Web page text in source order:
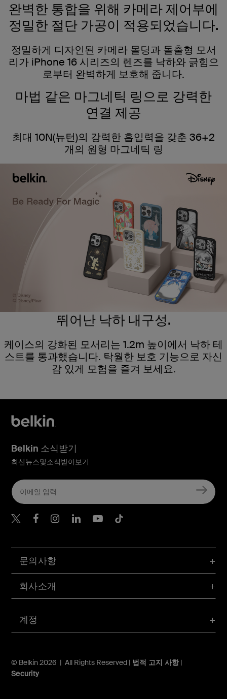
완벽한 통합을 위해 카메라 제어부에
정밀한 절단 가공이 적용되었습니다.
정밀하게 디자인된 카메라 몰딩과 돌출형 모서
리가 iPhone 16 시리즈의 렌즈를 낙하와 긁힘으
로부터 완벽하게 보호해 줍니다.
마법 같은 마그네틱 링으로 강력한
연결 제공
최대 10N(뉴턴)의 강력한 흡입력을 갖춘 36+2
개의 원형 마그네틱 링
뛰어난 낙하 내구성.
케이스의 강화된 모서리는 1.2m 높이에서 낙하 테
스트를 통과했습니다. 탁월한 보호 기능으로 자신
감 있게 모험을 즐겨 보세요.
계정
문의사항
회사소개
© Belkin 2026 | All Rights Reserved | 법적 고지 사항|
Security
Belkin 소식받기
최신뉴스및소식받아보기
Belkin Twitter